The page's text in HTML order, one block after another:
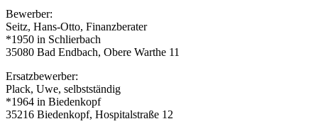
Bewerber:
Seitz, Hans-Otto, Finanzberater
*1950 in Schlierbach
35080 Bad Endbach, Obere Warthe 11
Ersatzbewerber:
Plack, Uwe, selbstständig
*1964 in Biedenkopf
35216 Biedenkopf, Hospitalstraße 12